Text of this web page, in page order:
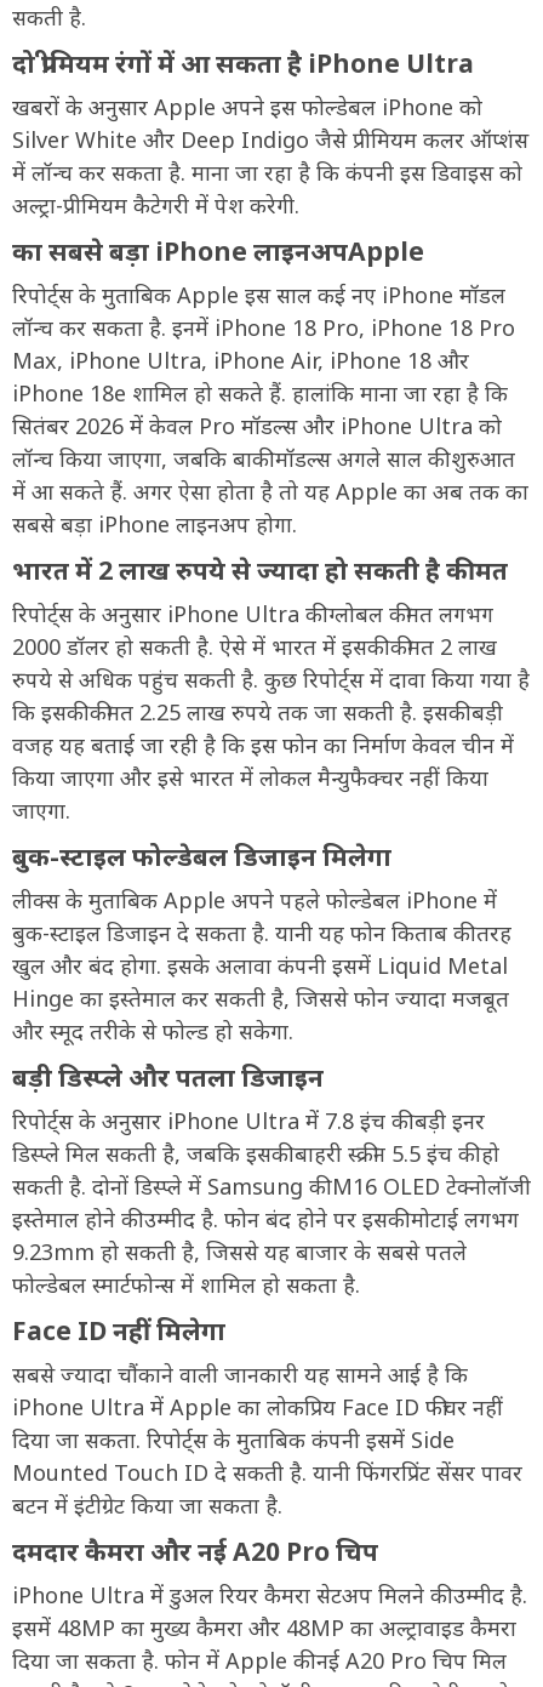
सकती है.
दो प्रीमियम रंगों में आ सकता है iPhone Ultra
खबरों के अनुसार Apple अपने इस फोल्डेबल iPhone को
Silver White और Deep Indigo जैसे प्रीमियम कलर ऑप्शंस
में लॉन्च कर सकता है. माना जा रहा है कि कंपनी इस डिवाइस को
अल्ट्रा-प्रीमियम कैटेगरी में पेश करेगी.
का सबसे बड़ा iPhone लाइनअपApple
रिपोर्ट्स के मुताबिक Apple इस साल कई नए iPhone मॉडल
लॉन्च कर सकता है. इनमें iPhone 18 Pro, iPhone 18 Pro
Max, iPhone Ultra, iPhone Air, iPhone 18 और
iPhone 18e शामिल हो सकते हैं. हालांकि माना जा रहा है कि
सितंबर 2026 में केवल Pro मॉडल्स और iPhone Ultra को
लॉन्च किया जाएगा, जबकि बाकी मॉडल्स अगले साल की शुरुआत
में आ सकते हैं. अगर ऐसा होता है तो यह Apple का अब तक का
सबसे बड़ा iPhone लाइनअप होगा.
भारत में 2 लाख रुपये से ज्यादा हो सकती है कीमत
रिपोर्ट्स के अनुसार iPhone Ultra की ग्लोबल कीमत लगभग
2000 डॉलर हो सकती है. ऐसे में भारत में इसकी कीमत 2 लाख
रुपये से अधिक पहुंच सकती है. कुछ रिपोर्ट्स में दावा किया गया है
कि इसकी कीमत 2.25 लाख रुपये तक जा सकती है. इसकी बड़ी
वजह यह बताई जा रही है कि इस फोन का निर्माण केवल चीन में
किया जाएगा और इसे भारत में लोकल मैन्युफैक्चर नहीं किया
जाएगा.
बुक-स्टाइल फोल्डेबल डिजाइन मिलेगा
लीक्स के मुताबिक Apple अपने पहले फोल्डेबल iPhone में
बुक-स्टाइल डिजाइन दे सकता है. यानी यह फोन किताब की तरह
खुल और बंद होगा. इसके अलावा कंपनी इसमें Liquid Metal
Hinge का इस्तेमाल कर सकती है, जिससे फोन ज्यादा मजबूत
और स्मूद तरीके से फोल्ड हो सकेगा.
बड़ी डिस्प्ले और पतला डिजाइन
रिपोर्ट्स के अनुसार iPhone Ultra में 7.8 इंच की बड़ी इनर
डिस्प्ले मिल सकती है, जबकि इसकी बाहरी स्क्रीन 5.5 इंच की हो
सकती है. दोनों डिस्प्ले में Samsung की M16 OLED टेक्नोलॉजी
इस्तेमाल होने की उम्मीद है. फोन बंद होने पर इसकी मोटाई लगभग
9.23mm हो सकती है, जिससे यह बाजार के सबसे पतले
फोल्डेबल स्मार्टफोन्स में शामिल हो सकता है.
Face ID नहीं मिलेगा
सबसे ज्यादा चौंकाने वाली जानकारी यह सामने आई है कि
iPhone Ultra में Apple का लोकप्रिय Face ID फीचर नहीं
दिया जा सकता. रिपोर्ट्स के मुताबिक कंपनी इसमें Side
Mounted Touch ID दे सकती है. यानी फिंगरप्रिंट सेंसर पावर
बटन में इंटीग्रेट किया जा सकता है.
दमदार कैमरा और नई A20 Pro चिप
iPhone Ultra में डुअल रियर कैमरा सेटअप मिलने की उम्मीद है.
इसमें 48MP का मुख्य कैमरा और 48MP का अल्ट्रावाइड कैमरा
दिया जा सकता है. फोन में Apple की नई A20 Pro चिप मिल